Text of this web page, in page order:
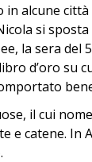
alcune
si
la sera
d’oro su
il cui
catene. In